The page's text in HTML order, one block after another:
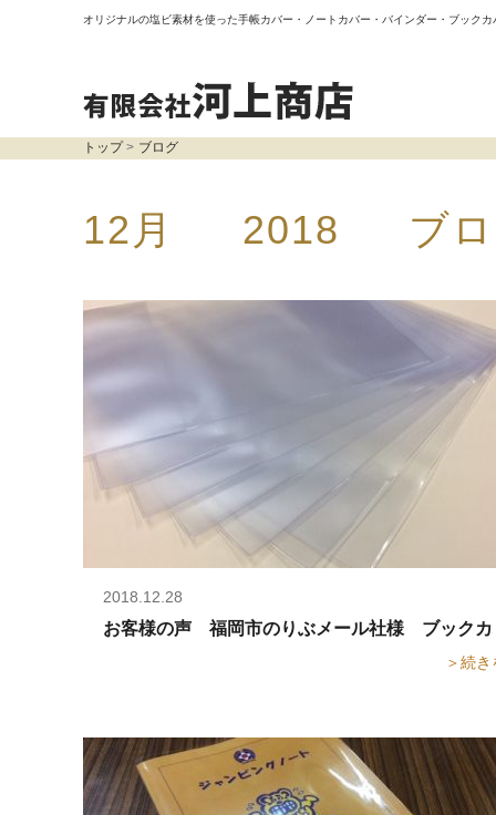
オリジナルの塩ビ素材を使った手帳カバー・ノートカバー・バインダー・ブック
トップ ブログ
12月 2018 ブロ
2018.12.28
お客様の声 福岡市のりぶメール社様 ブックカ
＞続